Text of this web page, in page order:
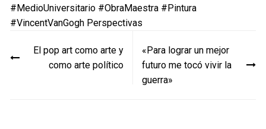
#MedioUniversitario #ObraMaestra #Pintura
#VincentVanGogh Perspectivas
de
El pop art como arte y
como arte político
«Para lograr un mejor
futuro me tocó vivir la
guerra»